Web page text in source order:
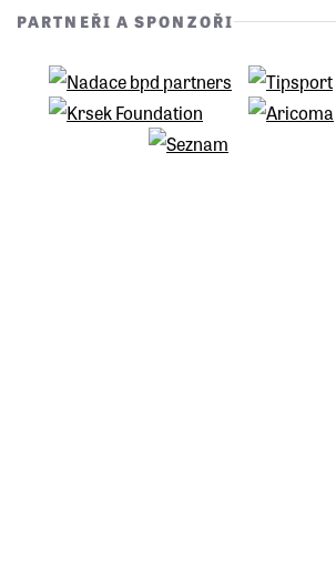
PARTNEŘI A SPONZOŘI